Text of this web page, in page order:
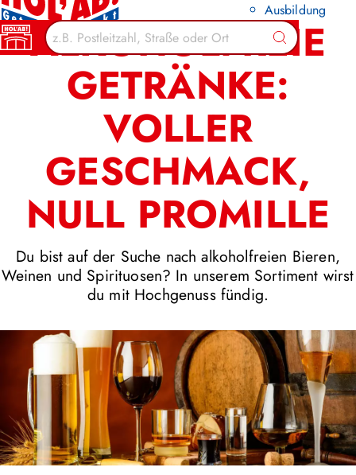
Ausbildung
Suchen
ALKOHOLFREIE
GETRÄNKE:
VOLLER
GESCHMACK,
NULL PROMILLE
Du bist auf der Suche nach alkoholfreien Bieren,
Weinen und Spirituosen? In unserem Sortiment wirst
du mit Hochgenuss fündig.